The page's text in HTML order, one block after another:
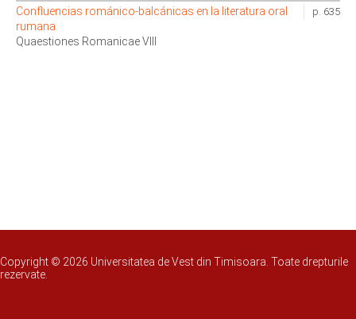
p. 635
Confluencias románico-balcánicas en la literatura oral
rumana
Quaestiones Romanicae VIII
Copyright © 2026 Universitatea de Vest din Timisoara. Toate drepturile
rezervate.